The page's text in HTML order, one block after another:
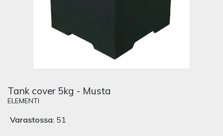
Tank cover 5kg - Musta
ELEMENTI
Varastossa: 51